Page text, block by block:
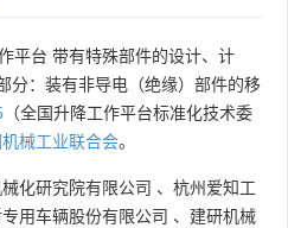
平台 带有特殊部件的设计、计
分：装有非导电（绝缘）部件的移
（全国升降工作平台标准化技术委
械工业联合会。
化研究院有限公司 、 杭州爱知工
用车辆股份有限公司 、 建研机械